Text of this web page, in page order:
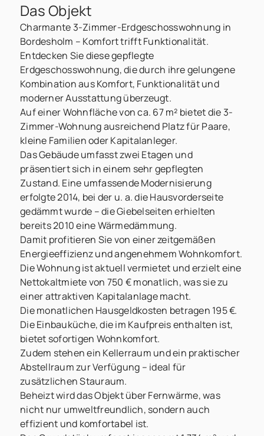
Das Objekt
Charmante 3-Zimmer-Erdgeschosswohnung in
Bordesholm – Komfort trifft Funktionalität.
Entdecken Sie diese gepflegte
Erdgeschosswohnung, die durch ihre gelungene
Kombination aus Komfort, Funktionalität und
moderner Ausstattung überzeugt.
Auf einer Wohnfläche von ca. 67 m² bietet die 3-
Zimmer-Wohnung ausreichend Platz für Paare,
kleine Familien oder Kapitalanleger.
Das Gebäude umfasst zwei Etagen und
präsentiert sich in einem sehr gepflegten
Zustand. Eine umfassende Modernisierung
erfolgte 2014, bei der u. a. die Hausvorderseite
gedämmt wurde – die Giebelseiten erhielten
bereits 2010 eine Wärmedämmung.
Damit profitieren Sie von einer zeitgemäßen
Energieeffizienz und angenehmem Wohnkomfort.
Die Wohnung ist aktuell vermietet und erzielt eine
Nettokaltmiete von 750 € monatlich, was sie zu
einer attraktiven Kapitalanlage macht.
Die monatlichen Hausgeldkosten betragen 195 €.
Die Einbauküche, die im Kaufpreis enthalten ist,
bietet sofortigen Wohnkomfort.
Zudem stehen ein Kellerraum und ein praktischer
Abstellraum zur Verfügung – ideal für
zusätzlichen Stauraum.
Beheizt wird das Objekt über Fernwärme, was
nicht nur umweltfreundlich, sondern auch
effizient und komfortabel ist.